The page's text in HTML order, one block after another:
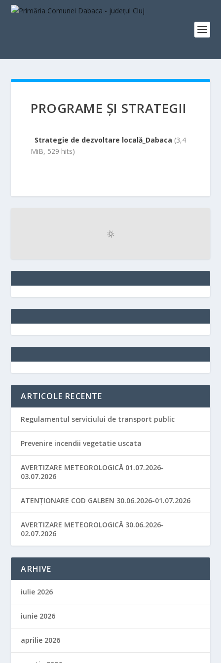
PROGRAME ȘI STRATEGII
Strategie de dezvoltare locală_Dabaca (3,4
MiB, 529 hits)
ARTICOLE RECENTE
Regulamentul serviciului de transport public
Prevenire incendii vegetatie uscata
AVERTIZARE METEOROLOGICĂ 01.07.2026-
03.07.2026
ATENȚIONARE COD GALBEN 30.06.2026-01.07.2026
AVERTIZARE METEOROLOGICĂ 30.06.2026-
02.07.2026
ARHIVE
iulie 2026
iunie 2026
aprilie 2026